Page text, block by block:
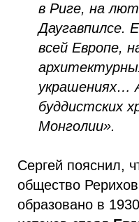
в Риге, на
Даугавпилсе.
всей Европе,
украшениях…
буддистских
Монголии».
Сергей пояснил,
общество
образовано в